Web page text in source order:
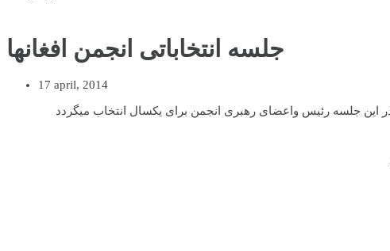
جلسه انتخاباتی انجمن افغانها
17 april, 2014